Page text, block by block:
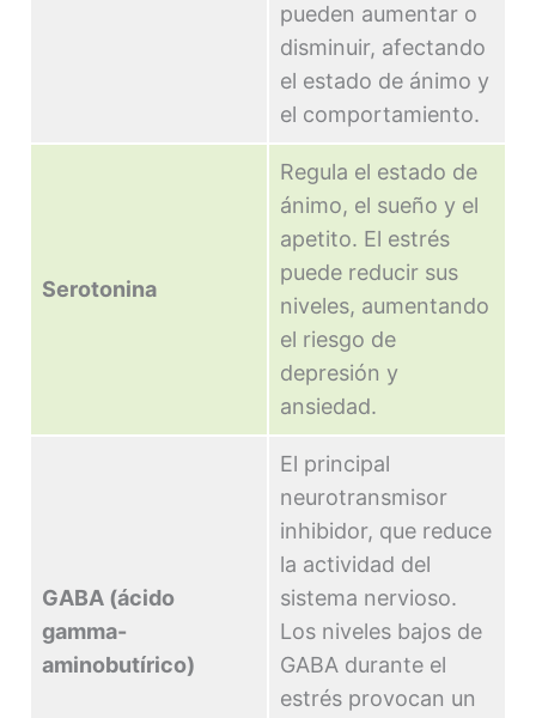
pueden aumentar o
disminuir, afectando
el estado de ánimo y
el comportamiento.
Serotonina
Regula el estado de
ánimo, el sueño y el
apetito. El estrés
puede reducir sus
niveles, aumentando
el riesgo de
depresión y
ansiedad.
GABA (ácido
gamma-
aminobutírico)
El principal
neurotransmisor
inhibidor, que reduce
la actividad del
sistema nervioso.
Los niveles bajos de
GABA durante el
estrés provocan un